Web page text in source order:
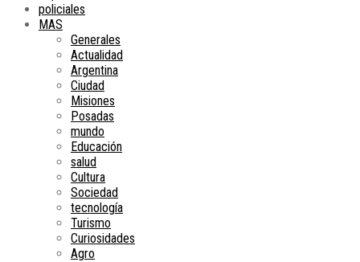
policiales
MAS
Generales
Actualidad
Argentina
Ciudad
Misiones
Posadas
mundo
Educación
salud
Cultura
Sociedad
tecnología
Turismo
Curiosidades
Agro